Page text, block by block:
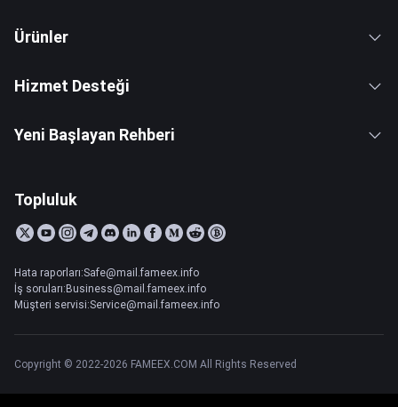
Ürünler
Hizmet Desteği
Yeni Başlayan Rehberi
Topluluk
Hata raporları:Safe@mail.fameex.info
İş soruları:Business@mail.fameex.info
Müşteri servisi:Service@mail.fameex.info
Copyright © 2022-2026 FAMEEX.COM All Rights Reserved